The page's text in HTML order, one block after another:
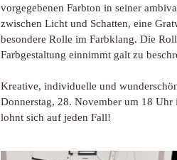
vorgegebenen Farbton in seiner
zwischen Licht und Schatten, eine
besondere Rolle im Farbklang. Die
Farbgestaltung einnimmt galt zu
Kreative, individuelle und
Donnerstag, 28. November um 18 Uhr
lohnt sich auf jeden Fall!